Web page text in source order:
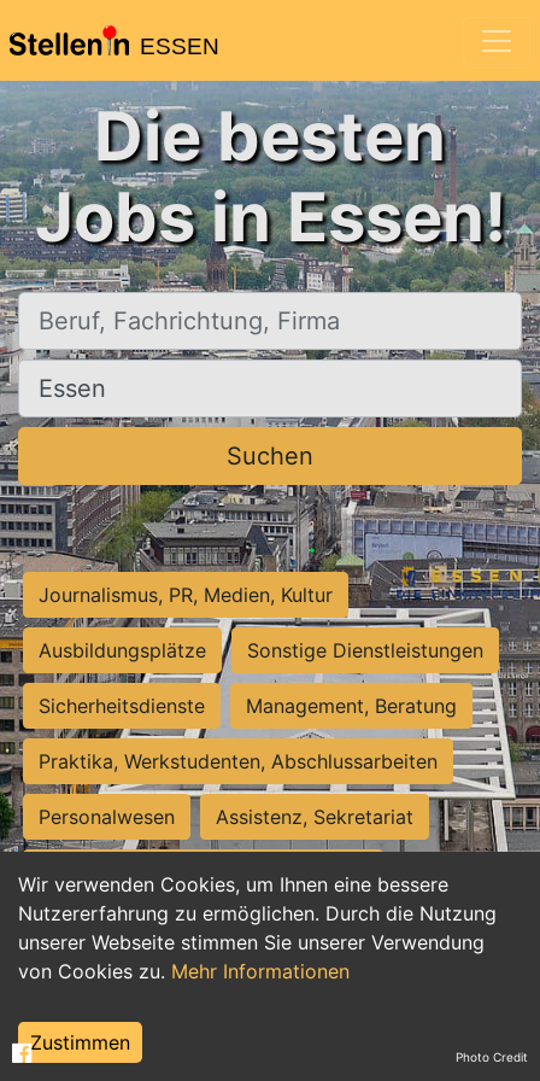
ESSEN
Wir verwenden Cookies, um Ihnen eine bessere
Nutzererfahrung zu ermöglichen. Durch die Nutzung
unserer Webseite stimmen Sie unserer Verwendung
von Cookies zu. Mehr Informationen
Zustimmen
Die besten
Jobs in Essen!
Beruf, Fachrichtung, Firma
Ort, Stadt
Suchen
Journalismus, PR, Medien, Kultur
Ausbildungsplätze Sonstige Dienstleistungen
Sicherheitsdienste Management, Beratung
Praktika, Werkstudenten, Abschlussarbeiten
Personalwesen Assistenz, Sekretariat
Hilfskräfte, Aushilfs- und Nebenjobs
Einkauf, Logistik, Materialwirtschaft
Weiterbildung, Studium, duale Ausbildung
Tourismus
Photo Credit